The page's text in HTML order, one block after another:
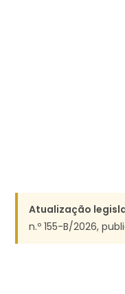
Atualização
n.º 155-B/2026,